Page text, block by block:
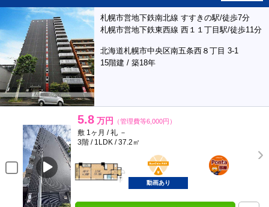
札幌市営地下鉄南北線 すすきの駅/徒歩7分
札幌市営地下鉄東西線 西１１丁目駅/徒歩11分
北海道札幌市中央区南五条西８丁目 3-1
15階建 / 築18年
5.8 万円 （管理費等6,000円）
敷 1ヶ月 / 礼 －
3階 / 1LDK / 37.2㎡
BunChinPAY
ポンタ
部屋
動画あり